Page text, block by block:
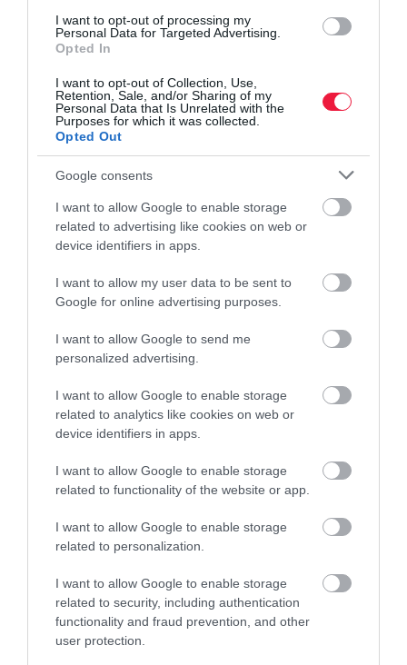
I want to opt-out of processing my
Personal Data for Targeted Advertising.
Opted In
I want to opt-out of Collection, Use,
Retention, Sale, and/or Sharing of my
Personal Data that Is Unrelated with the
Purposes for which it was collected.
Opted Out
Google consents
I want to allow Google to enable storage
related to advertising like cookies on web or
device identifiers in apps.
I want to allow my user data to be sent to
Google for online advertising purposes.
I want to allow Google to send me
personalized advertising.
I want to allow Google to enable storage
related to analytics like cookies on web or
device identifiers in apps.
I want to allow Google to enable storage
related to functionality of the website or app.
I want to allow Google to enable storage
related to personalization.
I want to allow Google to enable storage
related to security, including authentication
functionality and fraud prevention, and other
user protection.
Leleplezték a Škoda Octavia legújabb változatát
Ráncfelvarrást kapott a Škoda 2019-ben debütált, negyedik
autójának a sorozatgyártása is elkezdődhet ebben a félévben.